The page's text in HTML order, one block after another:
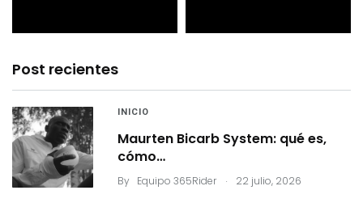
Post recientes
INICIO
Maurten Bicarb System: qué es,
cómo…
By Equipo 365Rider . 22 julio, 2026